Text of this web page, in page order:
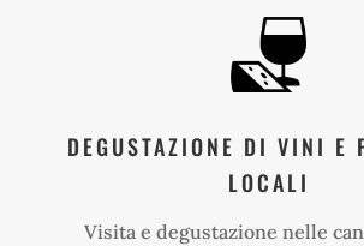
DEGUSTAZIONE DI VINI E
LOCALI
Visita e degustazione nelle